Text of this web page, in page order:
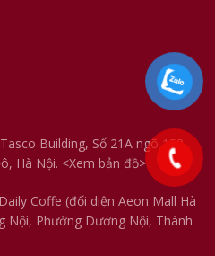
Building, Số 21A ngõ 158
Hà Nội. <Xem bản đồ>
Coffe (đối diện Aeon Mall Hà
Phường Dương Nội, Thành